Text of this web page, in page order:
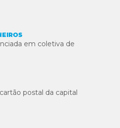
em coletiva de
postal da capital